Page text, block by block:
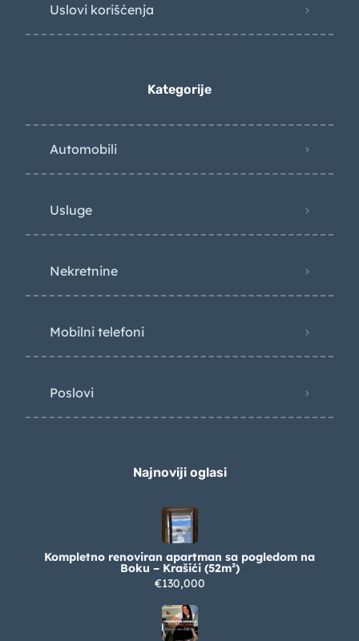
Uslovi korišćenja
Kategorije
Automobili
Usluge
Nekretnine
Mobilni telefoni
Poslovi
Najnoviji oglasi
Kompletno renoviran apartman sa pogledom na
Boku – Krašići (52m²)
€130,000